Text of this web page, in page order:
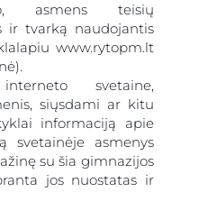
gimnazija
asmens teisių
ir tvarką naudojantis
www.rytopm.lt
svetaine,
siųsdami ar kitu
informaciją apie
svetainėje asmenys
su šia gimnazijos
jos nuostatas ir